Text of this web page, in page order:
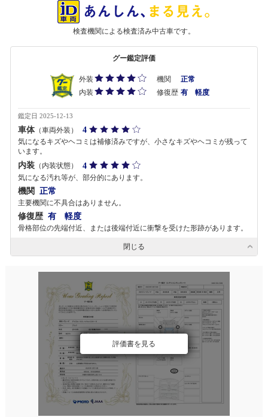
検査機関による検査済み中古車です。
グー鑑定評価
外装 機関
正常
内装
修復歴 有 軽度
鑑定日 2025-12-13
車体（車両外装） 4
気になるキズやヘコミは補修済みですが、小さなキズやヘコミが残って
います。
内装 （内装状態） 4
気になる汚れ等が、部分的にあります。
機関 正常
主要機関に不具合はありません。
修復歴 有 軽度
骨格部位の先端付近、または後端付近に衝撃を受けた形跡があります。
閉じる
評価書を見る